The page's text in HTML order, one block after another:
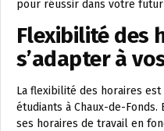
pour réussir dans votre
Flexibilité des
s’adapter à
La flexibilité des horaires
étudiants à Chaux-de-
ses horaires de travail en